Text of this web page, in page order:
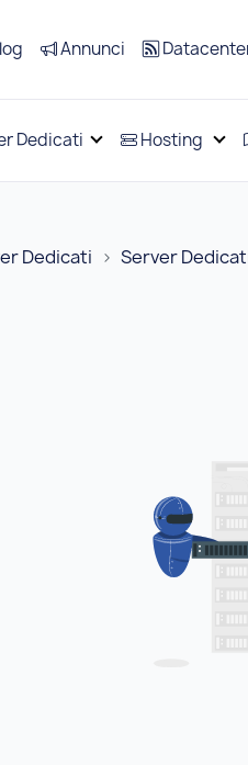
Annunci
Dedicati Hosting
Dedicati Server